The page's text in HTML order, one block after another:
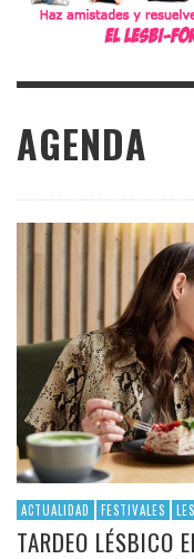
AGENDA
ACTUALIDAD FESTIVALES
TARDEO LÉSBICO